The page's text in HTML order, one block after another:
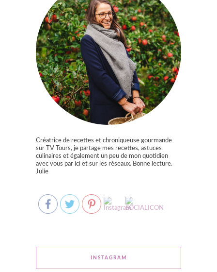
Créatrice de recettes et chroniqueuse gourmande
sur TV Tours, je partage mes recettes, astuces
culinaires et également un peu de mon quotidien
avec vous par ici et sur les réseaux. Bonne lecture.
Julie
INSTAGRAM